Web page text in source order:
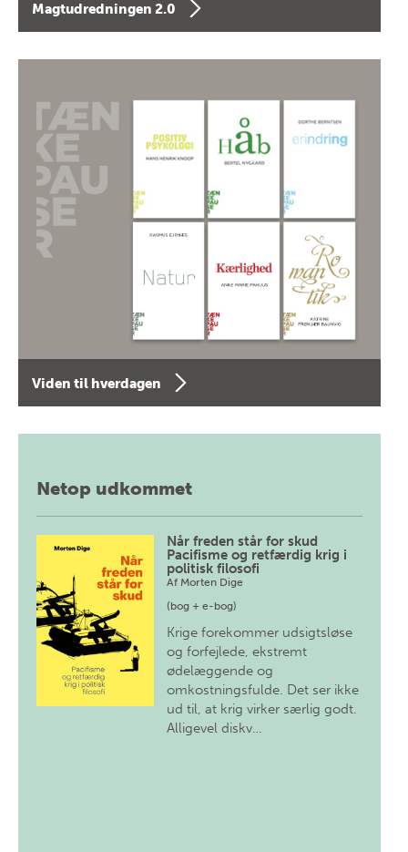
Magtudredningen 2.0
Viden til hverdagen
Netop udkommet
Når freden står for skud
Pacifisme og retfærdig krig i
politisk filosofi
Af Morten Dige
(bog + e-bog)
Krige forekommer udsigtsløse
og forfejlede, ekstremt
ødelæggende og
omkostningsfulde. Det ser ikke
ud til, at krig virker særlig godt.
Alligevel diskv…